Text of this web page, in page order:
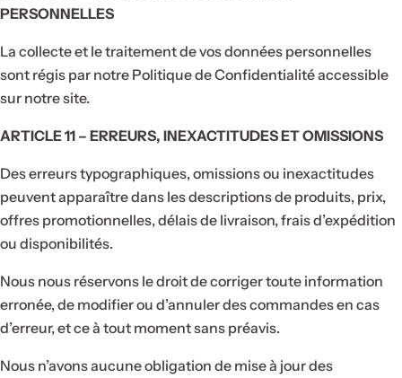
PERSONNELLES
La collecte et le traitement de vos données personnelles
sont régis par notre Politique de Confidentialité accessible
sur notre site.
ARTICLE 11 – ERREURS, INEXACTITUDES ET OMISSIONS
Des erreurs typographiques, omissions ou inexactitudes
peuvent apparaître dans les descriptions de produits, prix,
offres promotionnelles, délais de livraison, frais d’expédition
ou disponibilités.
Nous nous réservons le droit de corriger toute information
erronée, de modifier ou d’annuler des commandes en cas
d’erreur, et ce à tout moment sans préavis.
Nous n’avons aucune obligation de mise à jour des